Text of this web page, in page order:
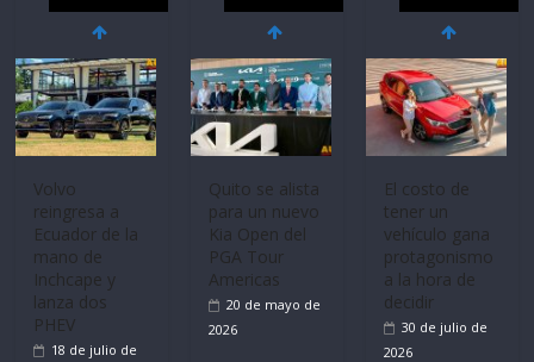
Volvo
reingresa a
Ecuador de la
mano de
Inchcape y
lanza dos
PHEV
18 de julio de
Quito se alista
para un nuevo
Kia Open del
PGA Tour
Americas
20 de mayo de
2026
El costo de
tener un
vehículo gana
protagonismo
a la hora de
decidir
30 de julio de
2026